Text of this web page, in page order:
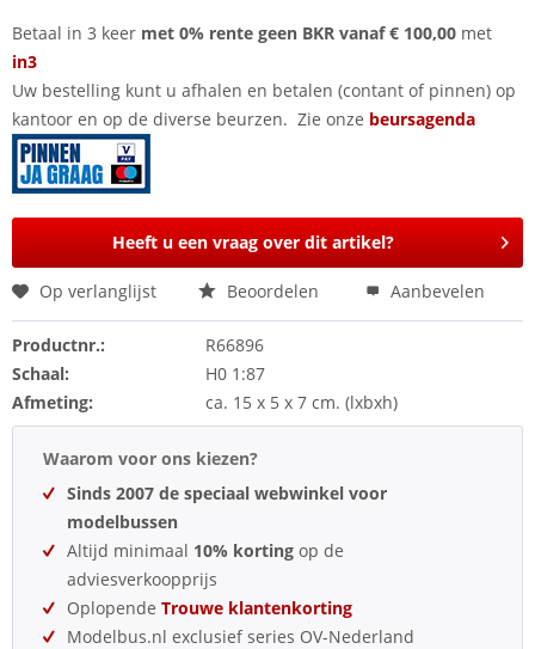
Betaal in 3 keer met 0% rente geen BKR vanaf € 100,00 met
in3
Uw bestelling kunt u afhalen en betalen (contant of pinnen) op
kantoor en op de diverse beurzen. Zie onze beursagenda
Heeft u een vraag over dit artikel?
Op verlanglijst Beoordelen Aanbevelen
Productnr.:
R66896
Schaal:
H0 1:87
Afmeting:
ca. 15 x 5 x 7 cm. (lxbxh)
Waarom voor ons kiezen?
Sinds 2007 de speciaal webwinkel voor
modelbussen
Altijd minimaal 10% korting op de
adviesverkoopprijs
Oplopende Trouwe klantenkorting
Modelbus.nl exclusief series OV-Nederland